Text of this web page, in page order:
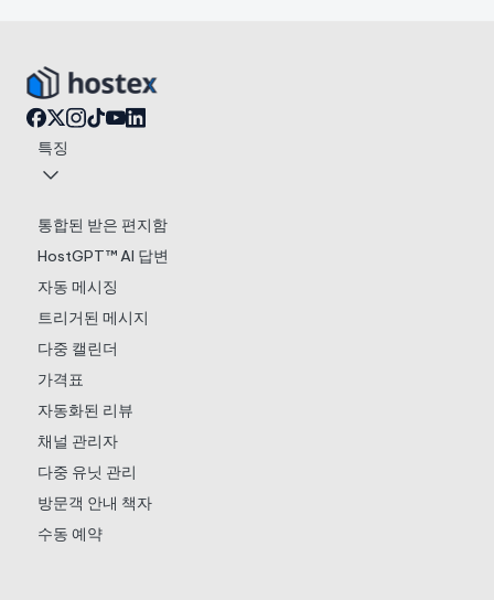
특징
통합된 받은 편지함
HostGPT™ AI 답변
자동 메시징
트리거된 메시지
다중 캘린더
가격표
자동화된 리뷰
채널 관리자
다중 유닛 관리
방문객 안내 책자
수동 예약